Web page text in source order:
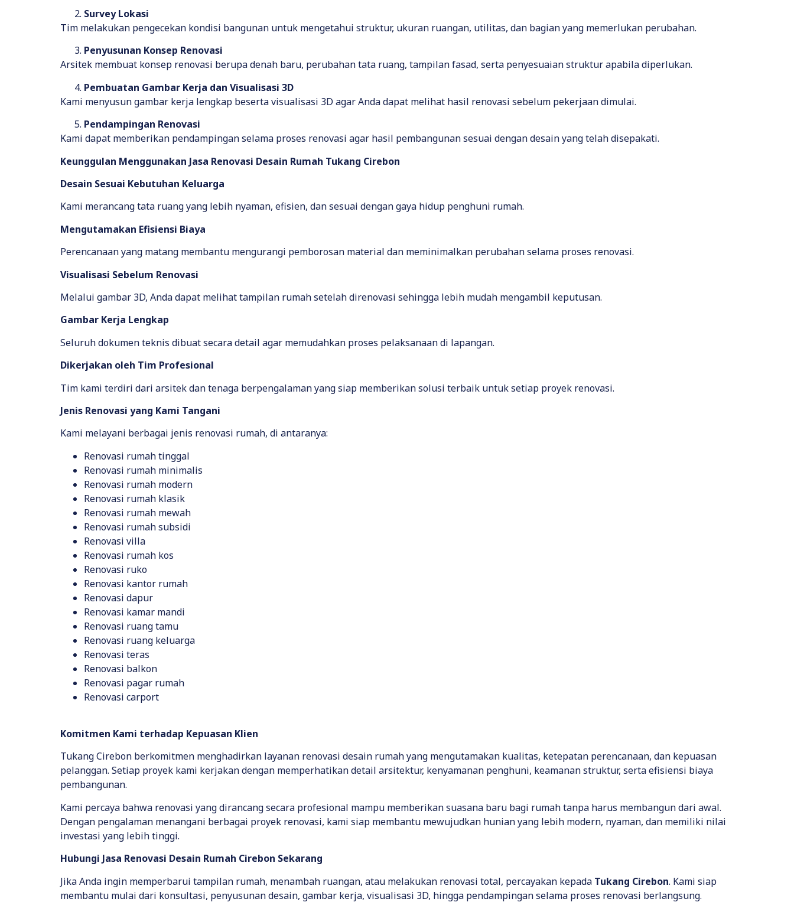
Survey Lokasi
Tim melakukan pengecekan kondisi bangunan untuk mengetahui struktur, ukuran ruangan, utilitas, dan bagian yang memerlukan perubahan.
Penyusunan Konsep Renovasi
Arsitek membuat konsep renovasi berupa denah baru, perubahan tata ruang, tampilan fasad, serta penyesuaian struktur apabila diperlukan.
Pembuatan Gambar Kerja dan Visualisasi 3D
Kami menyusun gambar kerja lengkap beserta visualisasi 3D agar Anda dapat melihat hasil renovasi sebelum pekerjaan dimulai.
Pendampingan Renovasi
Kami dapat memberikan pendampingan selama proses renovasi agar hasil pembangunan sesuai dengan desain yang telah disepakati.
Keunggulan Menggunakan Jasa Renovasi Desain Rumah Tukang Cirebon
Desain Sesuai Kebutuhan Keluarga
Kami merancang tata ruang yang lebih nyaman, efisien, dan sesuai dengan gaya hidup penghuni rumah.
Mengutamakan Efisiensi Biaya
Perencanaan yang matang membantu mengurangi pemborosan material dan meminimalkan perubahan selama proses renovasi.
Visualisasi Sebelum Renovasi
Melalui gambar 3D, Anda dapat melihat tampilan rumah setelah direnovasi sehingga lebih mudah mengambil keputusan.
Gambar Kerja Lengkap
Seluruh dokumen teknis dibuat secara detail agar memudahkan proses pelaksanaan di lapangan.
Dikerjakan oleh Tim Profesional
Tim kami terdiri dari arsitek dan tenaga berpengalaman yang siap memberikan solusi terbaik untuk setiap proyek renovasi.
Jenis Renovasi yang Kami Tangani
Kami melayani berbagai jenis renovasi rumah, di antaranya:
Renovasi rumah tinggal
Renovasi rumah minimalis
Renovasi rumah modern
Renovasi rumah klasik
Renovasi rumah mewah
Renovasi rumah subsidi
Renovasi villa
Renovasi rumah kos
Renovasi ruko
Renovasi kantor rumah
Renovasi dapur
Renovasi kamar mandi
Renovasi ruang tamu
Renovasi ruang keluarga
Renovasi teras
Renovasi balkon
Renovasi pagar rumah
Renovasi carport
Komitmen Kami terhadap Kepuasan Klien
Tukang Cirebon berkomitmen menghadirkan layanan renovasi desain rumah yang mengutamakan kualitas, ketepatan perencanaan, dan kepuasan
pelanggan. Setiap proyek kami kerjakan dengan memperhatikan detail arsitektur, kenyamanan penghuni, keamanan struktur, serta efisiensi biaya
pembangunan.
Kami percaya bahwa renovasi yang dirancang secara profesional mampu memberikan suasana baru bagi rumah tanpa harus membangun dari awal.
Dengan pengalaman menangani berbagai proyek renovasi, kami siap membantu mewujudkan hunian yang lebih modern, nyaman, dan memiliki nilai
investasi yang lebih tinggi.
Hubungi Jasa Renovasi Desain Rumah Cirebon Sekarang
Jika Anda ingin memperbarui tampilan rumah, menambah ruangan, atau melakukan renovasi total, percayakan kepada Tukang Cirebon. Kami siap
membantu mulai dari konsultasi, penyusunan desain, gambar kerja, visualisasi 3D, hingga pendampingan selama proses renovasi berlangsung.